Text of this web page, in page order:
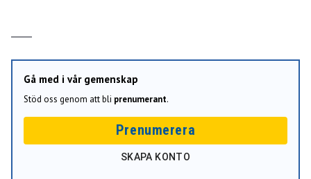
Gå med i vår gemenskap
Stöd oss genom att bli prenumerant.
Prenumerera
SKAPA KONTO